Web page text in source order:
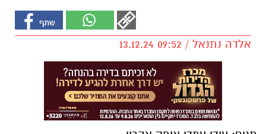
אלדה נתנאל / 09:52 13.12.24